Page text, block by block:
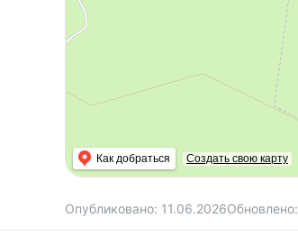
Как добраться Создать свою карту
Опубликовано: 11.06.2026Обновлено: